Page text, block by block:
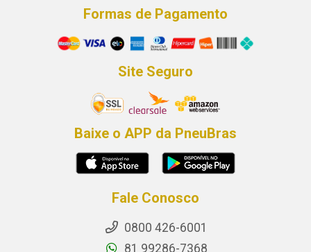
Formas de Pagamento
Site Seguro
Baixe o APP da PneuBras
Fale Conosco
0800 426-6001
81 99286-7368